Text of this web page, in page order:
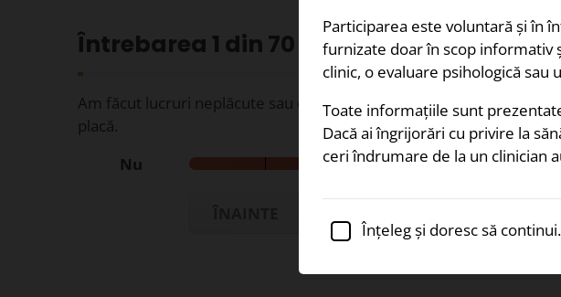
Întrebarea 1 din 70
Am făcut lucruri neplăcute sau degradante pentru a face oamenii
placă.
Nu
Participarea este voluntară și în
furnizate doar în scop informativ
clinic, o evaluare psihologică
Toate informațiile sunt
Dacă ai îngrijorări cu privire la
ceri îndrumare de la un clinician
Înțeleg și doresc să continui.